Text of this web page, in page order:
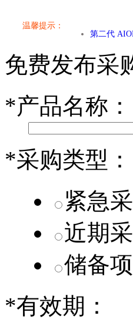
温馨提示：
第二代
小米SU7核
第二代
免费发布采
*产品名称：
*采购类型：
紧急
近期
储备
*有效期：